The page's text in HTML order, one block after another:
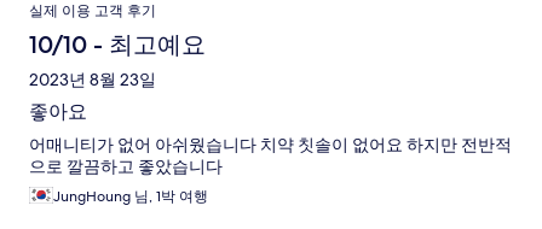
실제 이용 고객 후기
10/10 - 최고예요
2023년 8월 23일
좋아요
어매니티가 없어 아쉬웠습니다 치약 칫솔이 없어요 하지만 전반적
으로 깔끔하고 좋았습니다
JungHoung 님, 1박 여행